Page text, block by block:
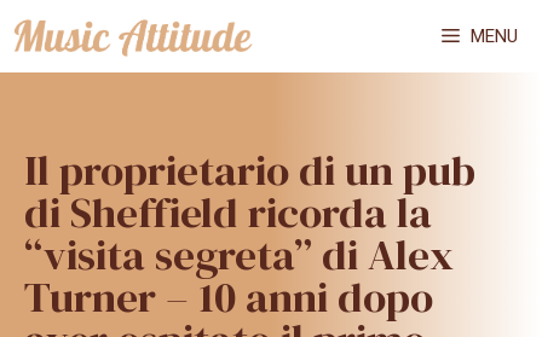
Vai
al
MENU
Il proprietario di un pub
di Sheffield ricorda la
“visita segreta” di Alex
Turner – 10 anni dopo